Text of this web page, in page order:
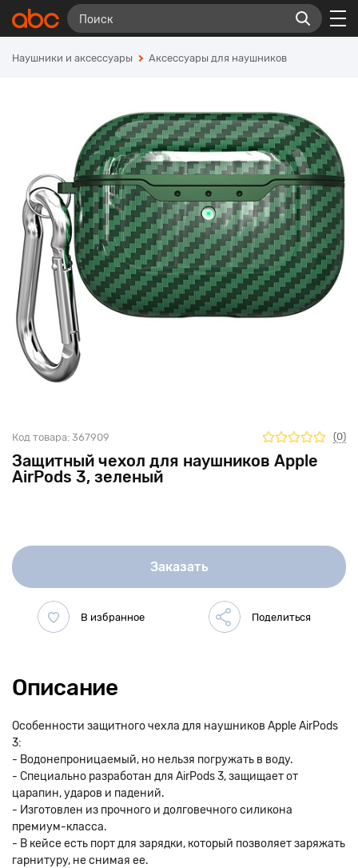
Наушники и аксессуары Аксессуары для наушников
Защитный чехол для наушников Apple
AirPods 3, зеленый
Код товара: 367909 (0)
Заказать
Описание
Особенности защитного чехла для наушников Apple AirPods
3:
- Водонепроницаемый, но нельзя погружать в воду.
- Специально разработан для AirPods 3, защищает от
царапин, ударов и падений.
- Изготовлен из прочного и долговечного силикона
премиум-класса.
- В кейсе есть порт для зарядки, который позволяет заряжать
гарнитуру, не снимая ее.